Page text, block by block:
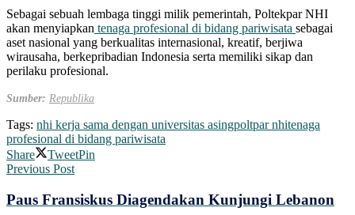
Sebagai sebuah lembaga tinggi milik pemerintah, Poltekpar NHI
akan menyiapkan tenaga profesional di bidang pariwisata sebagai
aset nasional yang berkualitas internasional, kreatif, berjiwa
wirausaha, berkepribadian Indonesia serta memiliki sikap dan
perilaku profesional.
Sumber: Republika
Tags: nhi kerja sama dengan universitas asingpoltpar nhitenaga
profesional di bidang pariwisata
Share
TweetPin
Previous Post
Paus Fransiskus Diagendakan Kunjungi Lebanon